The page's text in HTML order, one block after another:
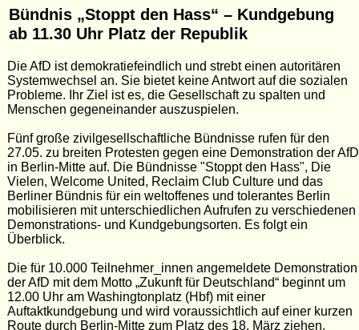
Bündnis „Stoppt den Hass“ – Kundgebung
ab 11.30 Uhr Platz der Republik
Die AfD ist demokratiefeindlich und strebt einen autoritären
Systemwechsel an. Sie bietet keine Antwort auf die sozialen
Probleme. Ihr Ziel ist es, die Gesellschaft zu spalten und
Menschen gegeneinander auszuspielen.
Fünf große zivilgesellschaftliche Bündnisse rufen für den
27.05. zu breiten Protesten gegen eine Demonstration der AfD
in Berlin-Mitte auf. Die Bündnisse "Stoppt den Hass", Die
Vielen, Welcome United, Reclaim Club Culture und das
Berliner Bündnis für ein weltoffenes und tolerantes Berlin
mobilisieren mit unterschiedlichen Aufrufen zu verschiedenen
Demonstrations- und Kundgebungsorten. Es folgt ein
Überblick.
Die für 10.000 Teilnehmer_innen angemeldete Demonstration
der AfD mit dem Motto „Zukunft für Deutschland“ beginnt um
12.00 Uhr am Washingtonplatz (Hbf) mit einer
Auftaktkundgebung und wird voraussichtlich auf einer kurzen
Route durch Berlin-Mitte zum Platz des 18. März ziehen.